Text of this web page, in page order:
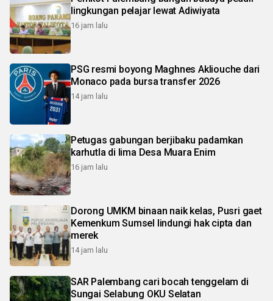
lingkungan pelajar lewat Adiwiyata
16 jam lalu
PSG resmi boyong Maghnes Akliouche dari
Monaco pada bursa transfer 2026
14 jam lalu
Petugas gabungan berjibaku padamkan
karhutla di lima Desa Muara Enim
16 jam lalu
Dorong UMKM binaan naik kelas, Pusri gaet
Kemenkum Sumsel lindungi hak cipta dan
merek
14 jam lalu
SAR Palembang cari bocah tenggelam di
Sungai Selabung OKU Selatan